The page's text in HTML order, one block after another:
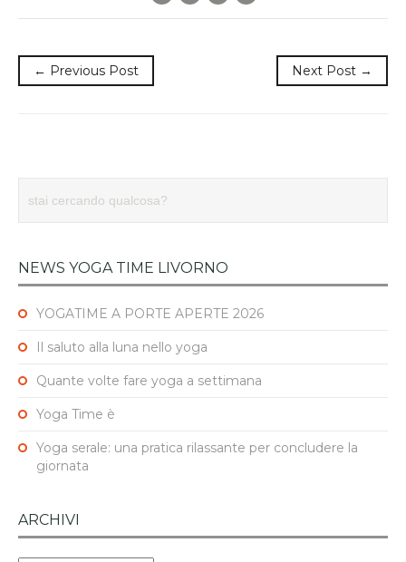
← Previous Post Next Post →
NEWS YOGA TIME LIVORNO
YOGATIME A PORTE APERTE 2026
Il saluto alla luna nello yoga
Quante volte fare yoga a settimana
Yoga Time è
Yoga serale: una pratica rilassante per concludere la
giornata
ARCHIVI